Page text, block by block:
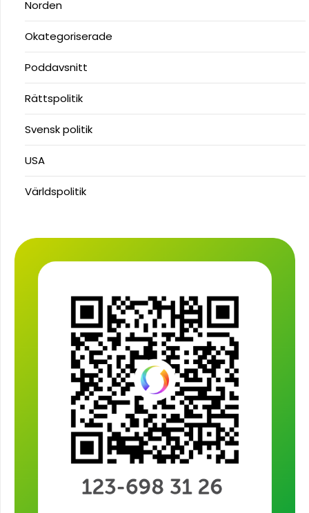
Norden
Okategoriserade
Poddavsnitt
Rättspolitik
Svensk politik
USA
Världspolitik